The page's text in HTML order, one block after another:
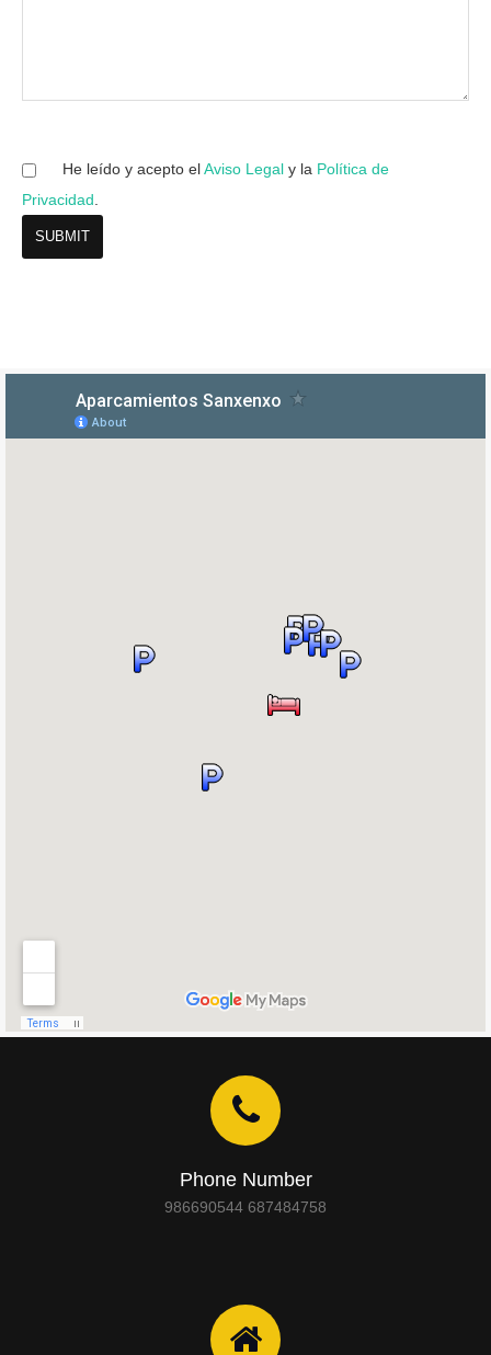
He leído y acepto elAviso Legal y la Política de
Privacidad
Phone Number
986690544 687484758